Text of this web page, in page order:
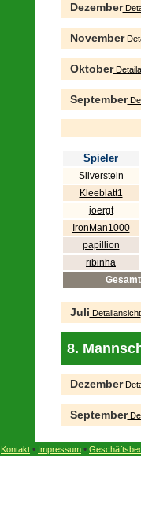
Dezember
November
Oktober
September
Spieler
Silverstein
Kleeblatt1
joergt
IronMan1000
papillion
ribinha
Gesamt
Juli Detailansicht
8.
Dezember
September
Kontakt • Impressum •